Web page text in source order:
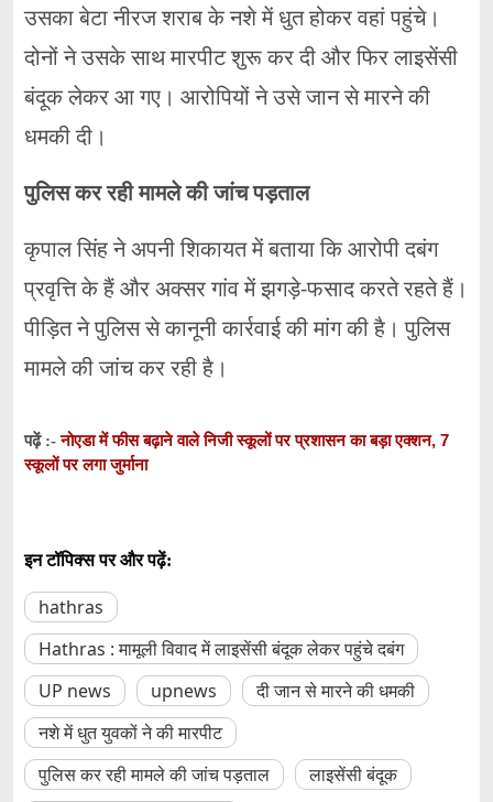
उसका बेटा नीरज शराब के नशे में धुत होकर वहां पहुंचे।
दोनों ने उसके साथ मारपीट शुरू कर दी और फिर लाइसेंसी
बंदूक लेकर आ गए। आरोपियों ने उसे जान से मारने की
धमकी दी।
पुलिस कर रही मामले की जांच पड़ताल
कृपाल सिंह ने अपनी शिकायत में बताया कि आरोपी दबंग
प्रवृत्ति के हैं और अक्सर गांव में झगड़े-फसाद करते रहते हैं।
पीड़ित ने पुलिस से कानूनी कार्रवाई की मांग की है। पुलिस
मामले की जांच कर रही है।
पढ़ें :-नोएडा में फीस बढ़ाने वाले निजी स्कूलों पर प्रशासन का बड़ा एक्शन, 7
स्कूलों पर लगा जुर्माना
इन टॉपिक्स पर और पढ़ें:
hathras
Hathras : मामूली विवाद में लाइसेंसी बंदूक लेकर पहुंचे दबंग
UP news
upnews
दी जान से मारने की धमकी
नशे में धुत युवकों ने की मारपीट
पुलिस कर रही मामले की जांच पड़ताल
लाइसेंसी बंदूक